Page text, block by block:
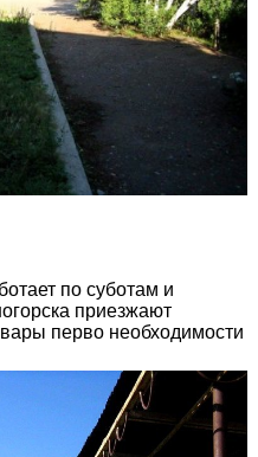
по суботам и
приезжают
перво необходимости